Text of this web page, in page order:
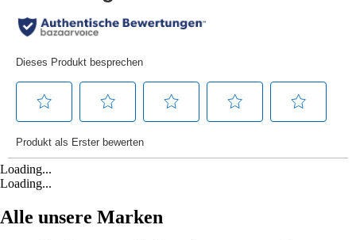
Loading...
Loading...
Alle unsere Marken